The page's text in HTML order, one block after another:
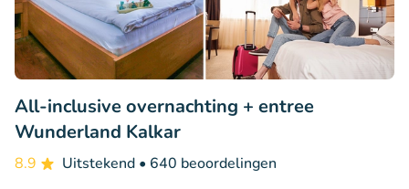
All-inclusive overnachting + entree
Wunderland Kalkar
8.9 Uitstekend • 640 beoordelingen